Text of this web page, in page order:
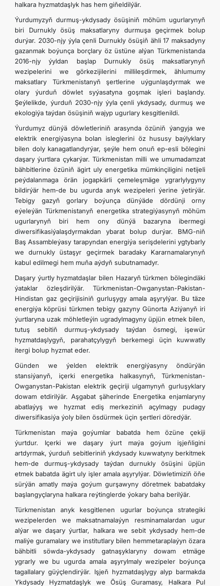
halkara hyzmatdaşlyk has hem giňeldilýär.
Ýurdumyzyň durmuş-ykdysady ösüşiniň möhüm ugurlarynyň
biri Durnukly ösüş maksatlaryny durmuşa geçirmek bolup
durýar. 2030-njy ýyla çenli Durnukly ösüşiň ähli 17 maksadyny
gazanmak boýunça borçlary öz üstüne alýan Türkmenistanda
2016-njy ýyldan başlap Durnukly ösüş maksatlarynyň
wezipelerini we görkezijilerini millileşdirmek, ählumumy
maksatlary Türkmenistanyň şertlerine uýgunlaşdyrmak we
olary ýurduň döwlet syýasatyna goşmak işleri başlandy.
Şeýlelikde, ýurduň 2030-njy ýyla çenli ykdysady, durmuş we
ekologiýa taýdan ösüşiniň wajyp ugurlary kesgitlenildi.
Ýurdumyz dünýä döwletleriniň arasynda özüniň ýangyja we
elektrik energiýasyna bolan isleglerini öz hususy baýlyklary
bilen doly kanagatlandyrýar, şeýle hem onuň ep-esli bölegini
daşary ýurtlara çykarýar. Türkmenistan milli we umumadamzat
bähbitlerine özüniň ägirt uly energetika mümkinçiligini netijeli
peýdalanmaga örän jogapkärli çemeleşmäge ygrarlylygyny
bildirýär hem-de bu ugurda anyk wezipeleri ýerine ýetirýär.
Tebigy gazyň gorlary boýunça dünýäde dördünji orny
eýeleýän Türkmenistanyň energetika strategiýasynyň möhüm
ugurlarynyň biri hem ony dünýä bazaryna ibermegi
diwersifikasiýalaşdyrmakdan ybarat bolup durýar. BMG-niň
Baş Assambleýasy tarapyndan energiýa serişdelerini ygtybarly
we durnukly üstaşyr geçirmek baradaky Kararnamalarynyň
kabul edilmegi hem muňa aýdyň subutnamadyr.
Daşary ýurtly hyzmatdaşlar bilen Hazaryň türkmen bölegindäki
ýataklar özleşdirilýär. Türkmenistan-Owganystan-Pakistan-
Hindistan gaz geçirijisiniň gurluşygy amala aşyrylýar. Bu täze
energiýa köprüsi türkmen tebigy gazyny Günorta Aziýanyň iri
ýurtlaryna uzak möhletleýin ugradylmagyny üpjün etmek bilen,
tutuş sebitiň durmuş-ykdysady taýdan ösmegi, işewür
hyzmatdaşlygyň, parahatçylygyň berkemegi üçin kuwwatly
itergi bolup hyzmat eder.
Günden we ýelden elektrik energiýasyny öndürýän
stansiýanyň, içerki energetika halkasynyň, Türkmenistan-
Owganystan-Pakistan elektrik geçiriji ulgamynyň gurluşyklary
dowam etdirilýär. Aşgabat şäherinde Energetika enjamlaryny
abatlaýyş we hyzmat ediş merkeziniň açylmagy pudagy
diwersifikasiýa ýoly bilen ösdürmek üçin şertleri döredýär.
Türkmenistan maýa goýumlar babatda hem özüne çekiji
ýurtdur. Içerki we daşary ýurt maýa goýum işjeň­ligini
artdyrmak, ýurduň sebitleriniň ykdysady kuwwatyny berkitmek
hem-de durmuş-ykdysady taýdan durnukly ösüşini üpjün
etmek babatda ägirt uly işler amala aşyrylýar. Döwletimiziň öňe
sürýän amatly maýa goýum gurşawyny döretmek babatdaky
başlangyçlaryna halkara reýtinglerde ýokary baha berilýär.
Türkmenistan anyk kesgitlenen ugurlar boýunça strategiki
wezipelerden we maksatnamalaýyn resminamalardan ugur
alýar we daşary ýurtlar, halkara we sebit ykdysady hem-de
maliýe guramalary we institutlary bilen hemmetaraplaýyn özara
bähbitli söwda-ykdysady gatnaşyklaryny dowam etmäge
ygrarly we bu ugurda amala aşyrylmaly wezipeler boýunça
tagallalary güýçlendirýär. Işjeň hyzmatdaşlygy alyp barmakda
Ykdysady Hyzmatdaşlyk we Ösüş Guramasy, Halkara Pul